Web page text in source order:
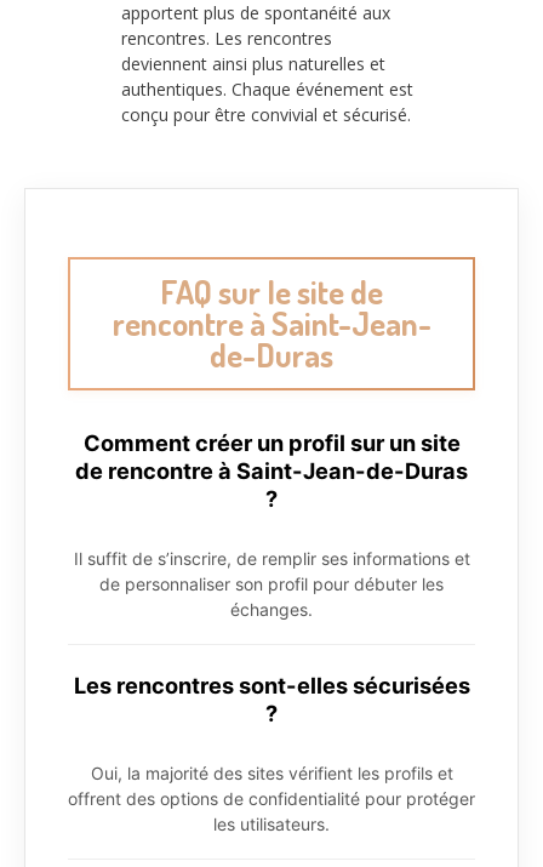
apportent plus de spontanéité aux
rencontres. Les rencontres
deviennent ainsi plus naturelles et
authentiques. Chaque événement est
conçu pour être convivial et sécurisé.
FAQ sur le site de
rencontre à Saint-Jean-
de-Duras
Comment créer un profil sur un site
de rencontre à Saint-Jean-de-Duras
?
Il suffit de s’inscrire, de remplir ses informations et
de personnaliser son profil pour débuter les
échanges.
Les rencontres sont-elles sécurisées
?
Oui, la majorité des sites vérifient les profils et
offrent des options de confidentialité pour protéger
les utilisateurs.